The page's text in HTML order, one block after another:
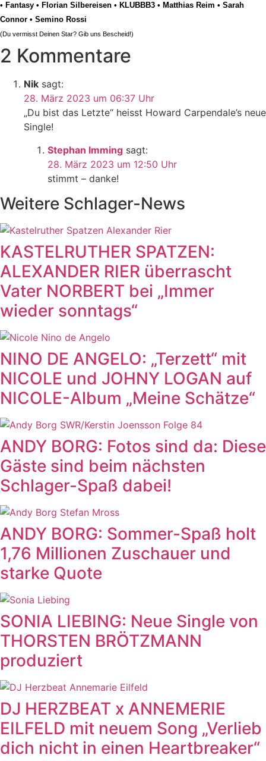
• Fantasy • Florian Silbereisen • KLUBBB3 • Matthias Reim • Sarah
Connor • Semino Rossi
(Du vermisst Deinen Star? Gib uns Bescheid!)
2 Kommentare
Nik sagt:
28. März 2023 um 06:37 Uhr
„Du bist das Letzte“ heisst Howard Carpendale’s neue
Single!
Stephan Imming sagt:
28. März 2023 um 12:50 Uhr
stimmt – danke!
Weitere Schlager-News
KASTELRUTHER SPATZEN:
ALEXANDER RIER überrascht
Vater NORBERT bei „Immer
wieder sonntags“
NINO DE ANGELO: „Terzett“ mit
NICOLE und JOHNY LOGAN auf
NICOLE-Album „Meine Schätze“
ANDY BORG: Fotos sind da: Diese
Gäste sind beim nächsten
Schlager-Spaß dabei!
ANDY BORG: Sommer-Spaß holt
1,76 Millionen Zuschauer und
starke Quote
SONIA LIEBING: Neue Single von
THORSTEN BRÖTZMANN
produziert
DJ HERZBEAT x ANNEMERIE
EILFELD mit neuem Song „Verlieb
dich nicht in einen Heartbreaker“